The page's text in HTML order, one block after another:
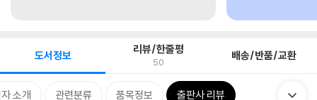
도서정보 리뷰/한줄평
50 배송/반품/교환
소개 관련분류 품목정보 출판사 리뷰